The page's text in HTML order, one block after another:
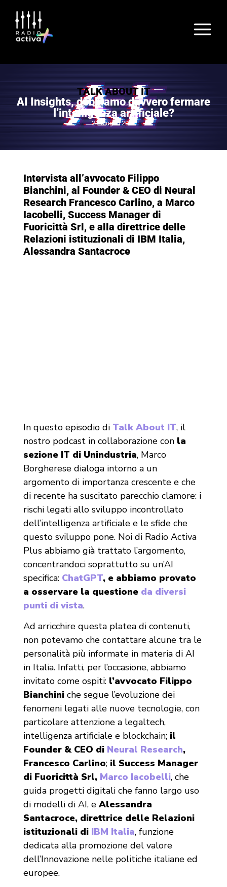
TALK ABOUT IT
AI Insights, dobbiamo davvero fermare
l’intelligenza artificiale?
21 Giugno 2023
Intervista all’avvocato Filippo
Bianchini, al Founder & CEO di Neural
Research Francesco Carlino, a Marco
Iacobelli, Success Manager di
Fuoricittà Srl, e alla direttrice delle
Relazioni istituzionali di IBM Italia,
Alessandra Santacroce
In questo episodio di Talk About IT, il
nostro podcast in collaborazione con la
sezione IT di Unindustria, Marco
Borgherese dialoga intorno a un
argomento di importanza crescente e che
di recente ha suscitato parecchio clamore: i
rischi legati allo sviluppo incontrollato
dell’intelligenza artificiale e le sfide che
questo sviluppo pone. Noi di Radio Activa
Plus abbiamo già trattato l’argomento,
concentrandoci soprattutto su un’AI
specifica: ChatGPT, e abbiamo provato
a osservare la questione da diversi
punti di vista.
Ad arricchire questa platea di contenuti,
non potevamo che contattare alcune tra le
personalità più informate in materia di AI
in Italia. Infatti, per l’occasione, abbiamo
invitato come ospiti: l’avvocato Filippo
Bianchiniche segue l’evoluzione dei
fenomeni legati alle nuove tecnologie, con
particolare attenzione a legaltech,
intelligenza artificiale e blockchain; il
Founder & CEO di Neural Research,
Francesco Carlino; il Success Manager
di Fuoricittà Srl, Marco Iacobelli, che
guida progetti digitali che fanno largo uso
di modelli di AI, eAlessandra
Santacroce, direttrice delle Relazioni
istituzionali di IBM Italia, funzione
dedicata alla promozione del valore
dell’Innovazione nelle politiche italiane ed
europee.